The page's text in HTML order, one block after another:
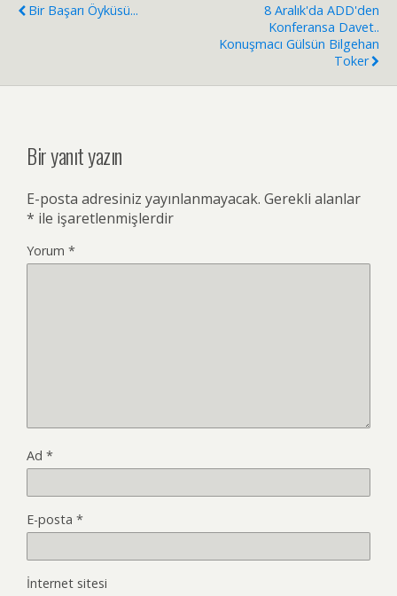
Bir Başarı Öyküsü...
8 Aralık'da ADD'den
Konferansa Davet..
Konuşmacı Gülsün Bilgehan
Toker
Bir yanıt yazın
E-posta adresiniz yayınlanmayacak. Gerekli alanlar
* ile işaretlenmişlerdir
Yorum *
Ad *
E-posta *
İnternet sitesi